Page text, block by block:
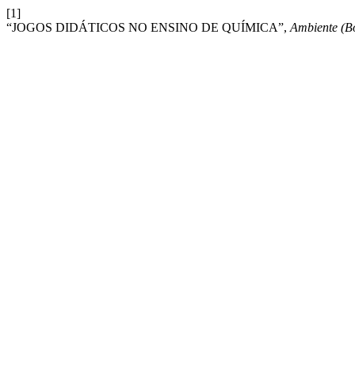
[1]
“JOGOS DIDÁTICOS NO ENSINO DE QUÍMICA”, Ambiente